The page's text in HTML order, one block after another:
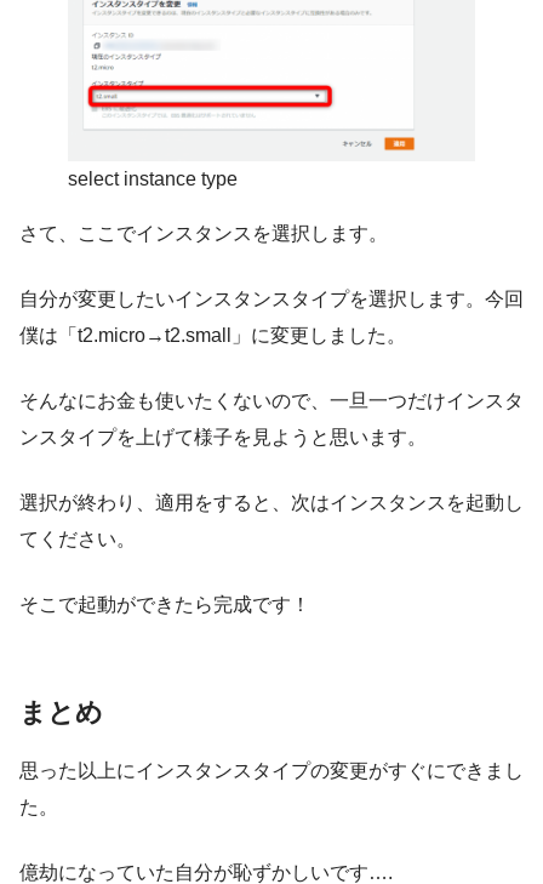
select instance type
さて、ここでインスタンスを選択します。
自分が変更したいインスタンスタイプを選択します。今回
僕は「t2.micro→t2.small」に変更しました。
そんなにお金も使いたくないので、一旦一つだけインスタ
ンスタイプを上げて様子を見ようと思います。
選択が終わり、適用をすると、次はインスタンスを起動し
てください。
そこで起動ができたら完成です！
まとめ
思った以上にインスタンスタイプの変更がすぐにできまし
た。
億劫になっていた自分が恥ずかしいです….